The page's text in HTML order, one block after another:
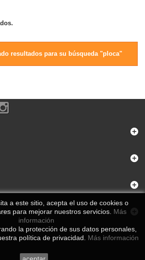
resultados para su búsqueda "ploca"
a este sitio, acepta el uso de cookies o
para mejorar nuestros servicios. Más
información
la protección de sus datos personales,
política de privacidad. Más información